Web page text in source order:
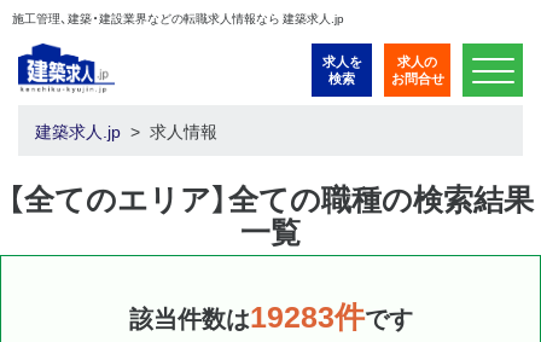
施工管理、建築・建設業界などの転職求人情報なら 建築求人.jp
求人を
検索
求人の
お問合せ
建築求人.jp 求人情報
【全てのエリア】全ての職種の検索結果
一覧
該当件数は19283件です